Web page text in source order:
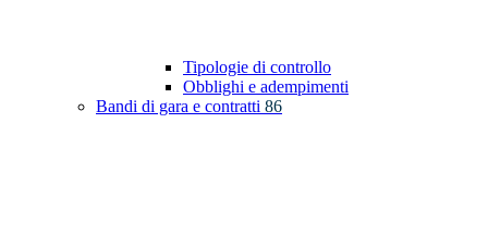
Tipologie di controllo
Obblighi e adempimenti
Bandi di gara e contratti 86